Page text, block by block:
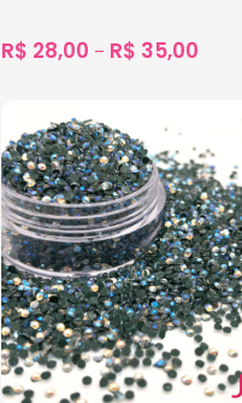
R$ 28,00 – R$ 35,00
Ver Opções